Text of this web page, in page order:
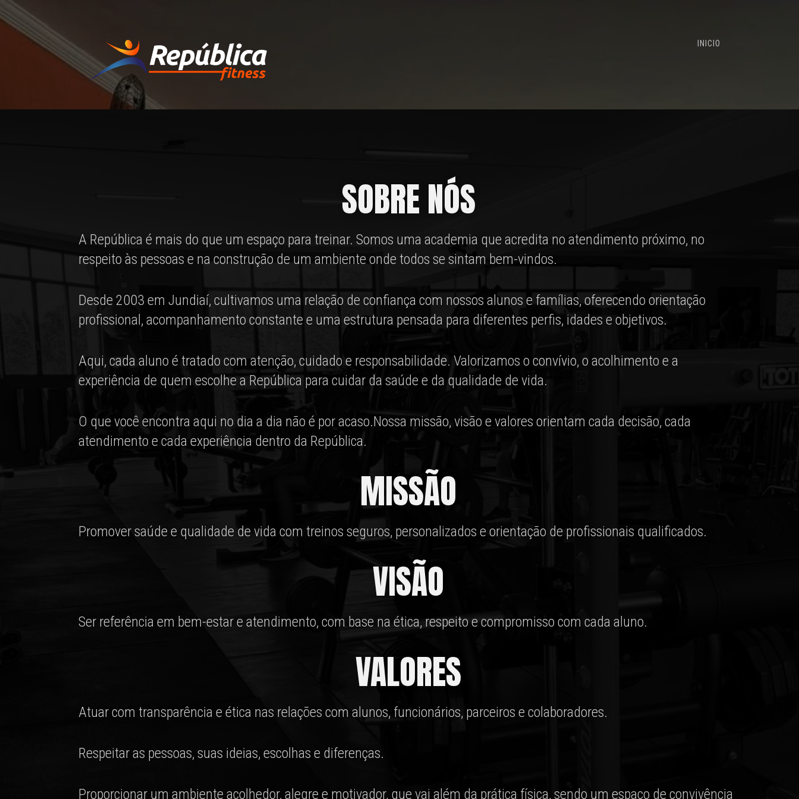
para
INICIO
SOBRE NÓS
A República é mais do que um espaço para treinar. Somos uma academia que acredita no atendimento próximo, no
respeito às pessoas e na construção de um ambiente onde todos se sintam bem-vindos.
Desde 2003 em Jundiaí, cultivamos uma relação de confiança com nossos alunos e famílias, oferecendo orientação
profissional, acompanhamento constante e uma estrutura pensada para diferentes perfis, idades e objetivos.
Aqui, cada aluno é tratado com atenção, cuidado e responsabilidade. Valorizamos o convívio, o acolhimento e a
experiência de quem escolhe a República para cuidar da saúde e da qualidade de vida.
O que você encontra aqui no dia a dia não é por acaso.Nossa missão, visão e valores orientam cada decisão, cada
atendimento e cada experiência dentro da República.
MISSÃO
Promover saúde e qualidade de vida com treinos seguros, personalizados e orientação de profissionais qualificados.
VISÃO
Ser referência em bem-estar e atendimento, com base na ética, respeito e compromisso com cada aluno.
VALORES
Atuar com transparência e ética nas relações com alunos, funcionários, parceiros e colaboradores.
Respeitar as pessoas, suas ideias, escolhas e diferenças.
Proporcionar um ambiente acolhedor, alegre e motivador, que vai além da prática física, sendo um espaço de convivência